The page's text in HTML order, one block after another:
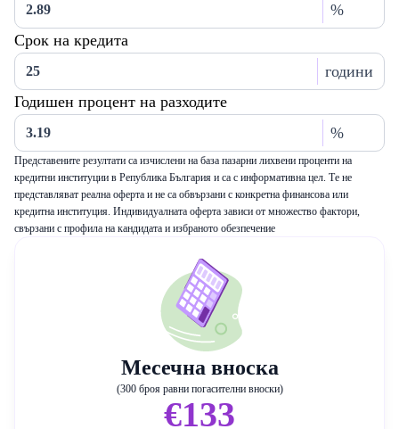
%
Срок на кредита
години
Годишен процент на разходите
%
Представените резултати са изчислени на база пазарни лихвени проценти на
кредитни институции в Република България и са с информативна цел. Те не
представляват реална оферта и не са обвързани с конкретна финансова или
кредитна институция. Индивидуалната оферта зависи от множество фактори,
свързани с профила на кандидата и избраното обезпечение
Месечна вноска
(300 броя равни погасителни вноски)
€133